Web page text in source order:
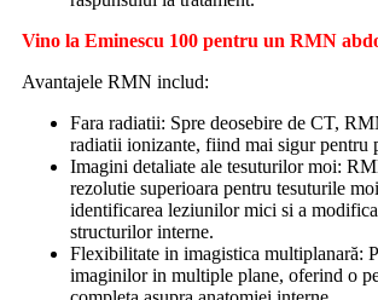
Vino la Eminescu 100 pentru un RMN
Avantajele RMN includ:
Fara radiatii: Spre deosebire de CT,
radiatii ionizante, fiind mai sigur pentru
Imagini detaliate ale tesuturilor moi:
rezolutie superioara pentru tesuturile
identificarea leziunilor mici si a
structurilor interne.
Flexibilitate in imagistica multiplanară:
imaginilor in multiple plane, oferind o